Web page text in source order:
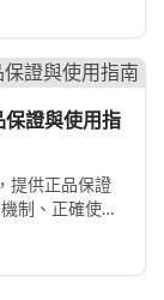
保證與使用指
提供正品保證
制、正確使用